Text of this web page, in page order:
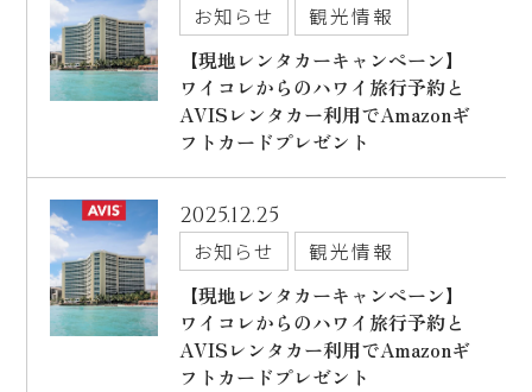
お知らせ
観光情報
【現地レンタカーキャンペーン】
ワイコレからのハワイ旅行予約と
AVISレンタカー利用でAmazonギ
フトカードプレゼント
2025.12.25
お知らせ
観光情報
【現地レンタカーキャンペーン】
ワイコレからのハワイ旅行予約と
AVISレンタカー利用でAmazonギ
フトカードプレゼント
シェラトン・プリンセスカイウラニ・ワイ
キキ・ビーチ
シェラトン・マウイ・リゾート＆スパ
キャンペーン
5つの特徴
座席クラス
航空会社
出発日
2026年8月29日(土)
現地出発日
2026年9月02日(水)
泊数 部屋数